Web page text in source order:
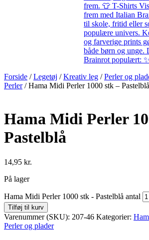
frem. 👕 T-Shirts
frem med Italian
til skole, fritid eller
populære univers.
og farverige prints
både børn og unge.
Brainrot populært:
Forside /Legetøj /Kreativ leg /Perler og
Perler/ Hama Midi Perler 1000 stk – Pastelblå
Hama Midi Perler
Pastelblå
14,95 kr.
På lager
Hama Midi Perler 1000 stk - Pastelblå antal
Tilføj til kurv
Varenummer (SKU): 207-46 Kategorier:
Perler og plader